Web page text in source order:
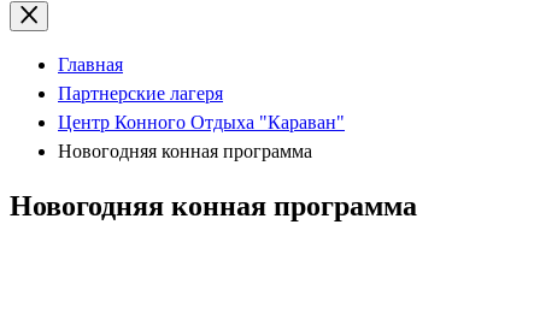
Главная
Партнерские лагеря
Центр Конного Отдыха "Караван"
Новогодняя конная программа
Новогодняя конная программа